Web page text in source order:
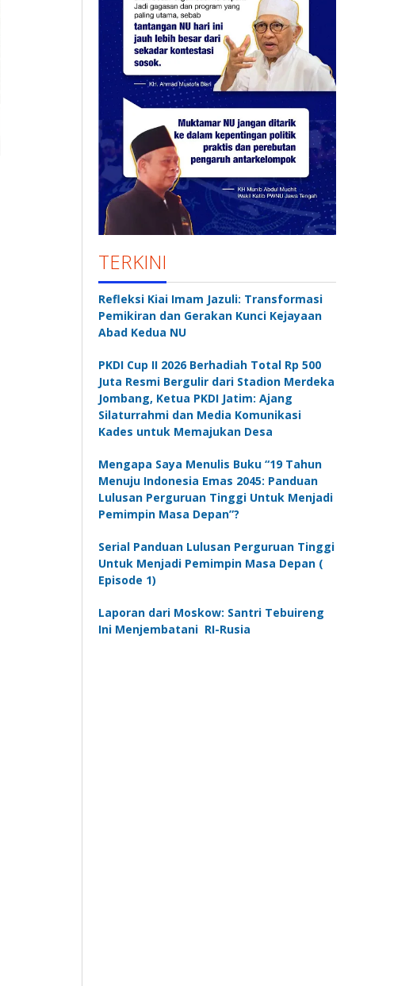
TERKINI
Refleksi Kiai Imam Jazuli: Transformasi
Pemikiran dan Gerakan Kunci Kejayaan
Abad Kedua NU
PKDI Cup II 2026 Berhadiah Total Rp 500
Juta Resmi Bergulir dari Stadion Merdeka
Jombang, Ketua PKDI Jatim: Ajang
Silaturrahmi dan Media Komunikasi
Kades untuk Memajukan Desa
Mengapa Saya Menulis Buku “19 Tahun
Menuju Indonesia Emas 2045: Panduan
Lulusan Perguruan Tinggi Untuk Menjadi
Pemimpin Masa Depan”?
Serial Panduan Lulusan Perguruan Tinggi
Untuk Menjadi Pemimpin Masa Depan (
Episode 1)
Laporan dari Moskow: Santri Tebuireng
Ini Menjembatani RI-Rusia